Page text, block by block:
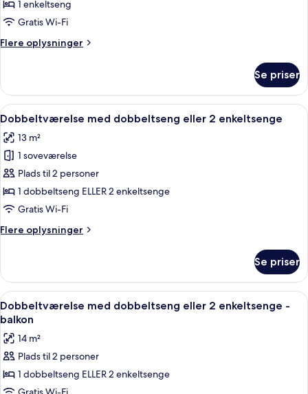
Enkeltværelse
1 enkeltseng
Gratis Wi-Fi
Flere oplysninger
Flere
Se priser
Indlæs
alle
billeder
af
Dobbeltværelse
med
dobbeltseng
2
Et hotelværelse med en pænt redt
5
Dobbeltværelse med dobbeltseng eller 2 enkeltsenge
13 m²
1 soveværelse
Plads til 2 personer
1 dobbeltseng ELLER 2 enkeltsenge
Gratis Wi-Fi
Flere oplysninger
Flere
med
dobbeltseng
eller
2
Se priser
Indlæs
alle
billeder
af
Dobbeltværelse
med
Et hotelværelse med en stor seng,
5
Dobbeltværelse med dobbeltseng eller 2 enkeltsenge -
balkon
14 m²
Plads til 2 personer
1 dobbeltseng ELLER 2 enkeltsenge